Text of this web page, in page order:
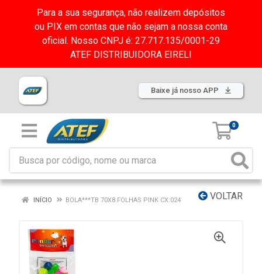
Para a sua segurança, não realizem depósitos
ou PIX em contas que não sejam a nossa conta
oficial. Nosso CNPJ é: 27.717.135/0001-29
ATEF DISTRIBUIDORA EIRELI
Baixe já nosso APP
0
VOLTAR
INÍCIO BOLA***TB 70X8 FOLHAS PINK CX:024